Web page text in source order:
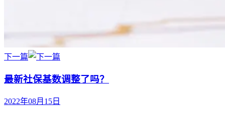
下一篇
最新社保基数调整了吗？
2022年08月15日